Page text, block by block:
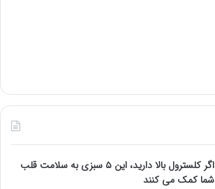
اگر کلسترول بالا دارید، این ۵ سبزی به سلامت قلب
شما کمک می کنند